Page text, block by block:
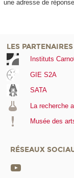
une adresse de
LES PARTENAIRES
Instituts
GIE S2A
SATA
La recherche
Musée des
RÉSEAUX